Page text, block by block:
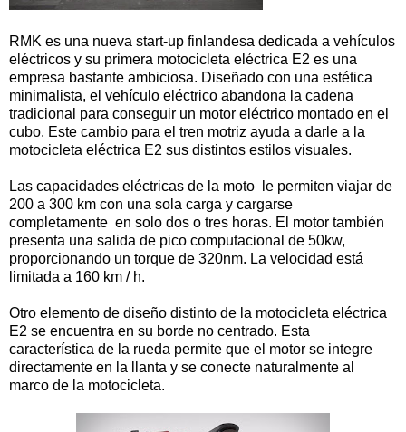
RMK es una nueva start-up finlandesa dedicada a vehículos
eléctricos y su primera motocicleta eléctrica E2 es una
empresa bastante ambiciosa. Diseñado con una estética
minimalista, el vehículo eléctrico abandona la cadena
tradicional para conseguir un motor eléctrico montado en el
cubo. Este cambio para el tren motriz ayuda a darle a la
motocicleta eléctrica E2 sus distintos estilos visuales.
Las capacidades eléctricas de la moto le permiten viajar de
200 a 300 km con una sola carga y cargarse
completamente en solo dos o tres horas. El motor también
presenta una salida de pico computacional de 50kw,
proporcionando un torque de 320nm. La velocidad está
limitada a 160 km / h.
Otro elemento de diseño distinto de la motocicleta eléctrica
E2 se encuentra en su borde no centrado. Esta
característica de la rueda permite que el motor se integre
directamente en la llanta y se conecte naturalmente al
marco de la motocicleta.